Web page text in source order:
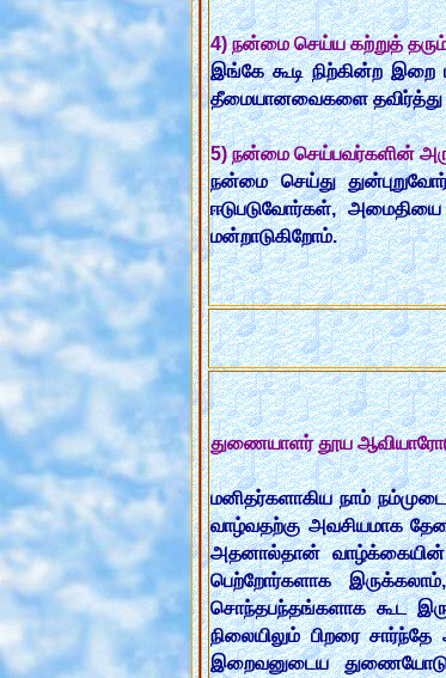
4) நன்மை செய்ய கற்றுத்
இங்கே கூடி நிற்கின்ற
தீமையானவைகளை தவிர்த்து
5) நன்மை செய்பவர்களின்
நன்மை செய்து
ஈடுபடுவோர்கள்,
மன்றாடுகிறோம்.
துணையாளர் தூய
மனிதர்களாகிய நாம்
வாழ்வதற்கு அவசியமாக
அதனால்தான் வாழ்க்கையின்
பெற்றோர்களாக
சொந்தபந்தங்களாக கூட
நிலையிலும் பிறரை
இறைவனுடைய